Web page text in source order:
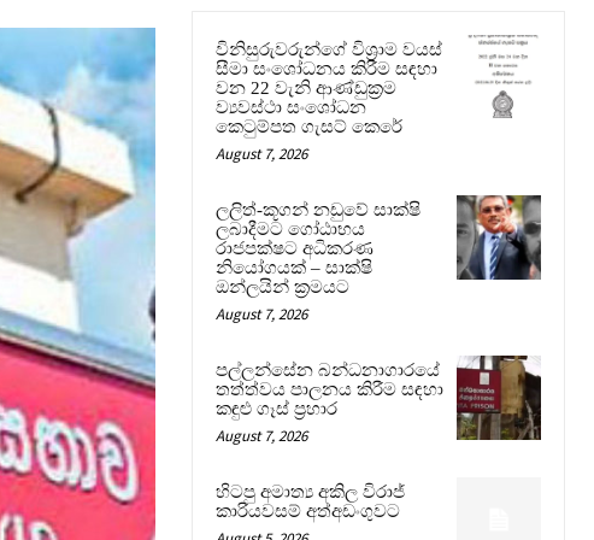
විනිසුරුවරුන්ගේ විශ්‍රාම වයස්
සීමා සංශෝධනය කිරීම සඳහා
වන 22 වැනි ආණ්ඩුක්‍රම
ව්‍යවස්ථා සංශෝධන
කෙටුම්පත ගැසට් කෙරේ
August 7, 2026
ලලිත්-කූගන් නඩුවේ සාක්ෂි
ලබාදීමට ගෝඨාභය
රාජපක්ෂට අධිකරණ
නියෝගයක් – සාක්ෂි
ඔන්ලයින් ක්‍රමයට
August 7, 2026
පල්ලන්සේන බන්ධනාගාරයේ
තත්ත්වය පාලනය කිරීම සඳහා
කඳුළු ගෑස් ප්‍රහාර
August 7, 2026
හිටපු අමාත්‍ය අකිල විරාජ්
කාරියවසම් අත්අඩංගුවට